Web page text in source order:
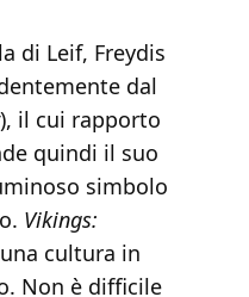
di Leif, Freydis
dal
), il cui rapporto
quindi il suo
simbolo
Vikings:
cultura in
Non è difficile